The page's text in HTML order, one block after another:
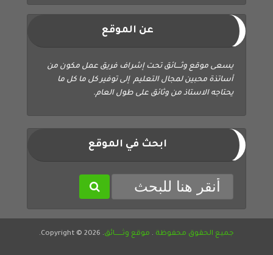
عن الموقع
يسعى موقع وثــــائق تحت إشراف فريق عمل مكون من
أساتذة محبين لمجال التعليم إلى توفير كل ما كل ما
يحتاجه الاستاذ من وثائق على طول العام.
ابحث في الموقع
جميع الحقوق محفوظة . موقع وثــــــائق. Copyright © 2026.